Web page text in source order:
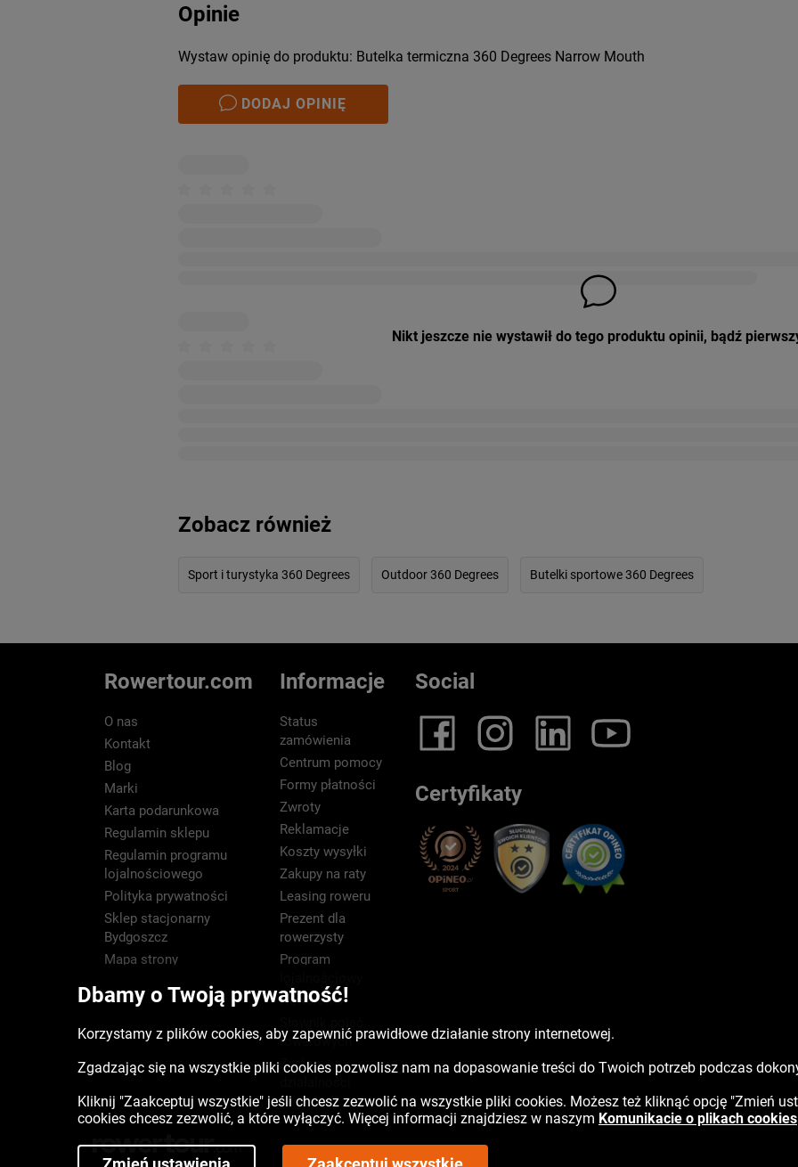
Opinie
Wystaw opinię do produktu: Butelka termiczna 360 Degrees Narrow Mouth
DODAJ OPINIĘ
Nikt jeszcze nie wystawił do tego produktu opinii, bądź
Zobacz również
Sport i turystyka 360 Degrees Outdoor 360 Degrees Butelki sportowe 360 Degrees
Rowertour.com
O nas
Kontakt
Blog
Marki
Karta podarunkowa
Regulamin sklepu
Regulamin programu
lojalnościowego
Polityka prywatności
Sklep stacjonarny
Bydgoszcz
Mapa strony
Informacje
Status
zamówienia
Centrum pomocy
Formy płatności
Zwroty
Reklamacje
Koszty wysyłki
Zakupy na raty
Leasing roweru
Prezent dla
rowerzysty
Program
Newsletter
rowerowych
Zasięg
Social
Certyfikaty
Dbamy o Twoją prywatność!
Korzystamy z plików cookies, aby zapewnić prawidłowe działanie strony internetowej.
Zgadzając się na wszystkie pliki cookies pozwolisz nam na dopasowanie treści do Twoich potrzeb podczas
Kliknij "Zaakceptuj wszystkie" jeśli chcesz zezwolić na wszystkie pliki cookies. Możesz też kliknąć opcję "Zmień
cookies chcesz zezwolić, a które wyłączyć. Więcej informacji znajdziesz w naszym Komunikacie o plikach cookies